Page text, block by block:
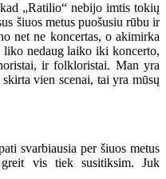
„Ratilio“ nebijo imtis tokių
šiuos metus puošusiu rūbu ir
net ne koncertas, o akimirka
liko nedaug laiko iki koncerto,
ir folkloristai. Man yra
vien scenai, tai yra mūsų
svarbiausia per šiuos metus
greit vis tiek susitiksim. Juk